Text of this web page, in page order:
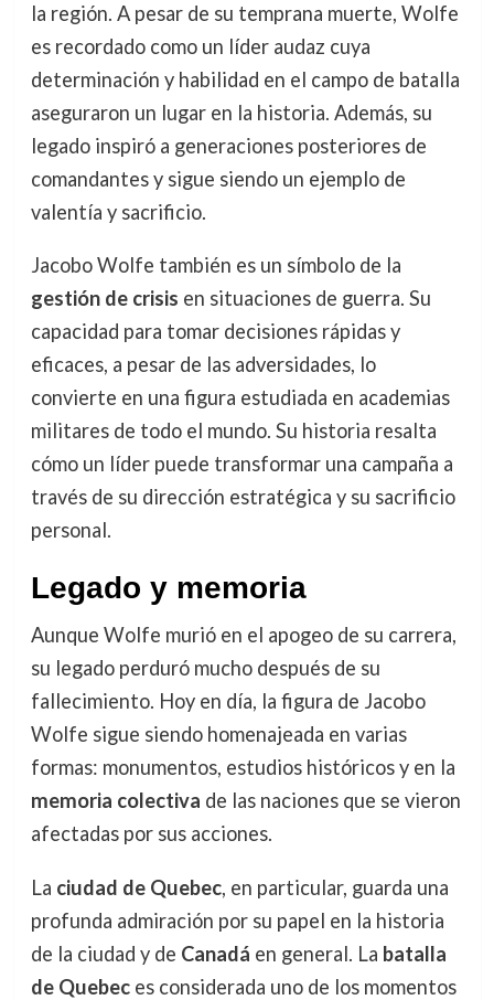
la región. A pesar de su temprana muerte, Wolfe
es recordado como un líder audaz cuya
determinación y habilidad en el campo de batalla
aseguraron un lugar en la historia. Además, su
legado inspiró a generaciones posteriores de
comandantes y sigue siendo un ejemplo de
valentía y sacrificio.
Jacobo Wolfe también es un símbolo de la
gestión de crisis en situaciones de guerra. Su
capacidad para tomar decisiones rápidas y
eficaces, a pesar de las adversidades, lo
convierte en una figura estudiada en academias
militares de todo el mundo. Su historia resalta
cómo un líder puede transformar una campaña a
través de su dirección estratégica y su sacrificio
personal.
Legado y memoria
Aunque Wolfe murió en el apogeo de su carrera,
su legado perduró mucho después de su
fallecimiento. Hoy en día, la figura de Jacobo
Wolfe sigue siendo homenajeada en varias
formas: monumentos, estudios históricos y en la
memoria colectiva de las naciones que se vieron
afectadas por sus acciones.
La ciudad de Quebec, en particular, guarda una
profunda admiración por su papel en la historia
de la ciudad y de Canadá en general. La batalla
de Quebeces considerada uno de los momentos